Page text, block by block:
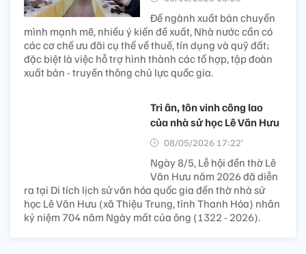
Để ngành xuất bản chuyển
mình mạnh mẽ, nhiều ý kiến đề xuất, Nhà nước cần có
các cơ chế ưu đãi cụ thể về thuế, tín dụng và quỹ đất;
đặc biệt là việc hỗ trợ hình thành các tổ hợp, tập đoàn
xuất bản - truyền thông chủ lực quốc gia.
Tri ân, tôn vinh công lao
của nhà sử học Lê Văn Hưu
08/05/2026 17:22’
Ngày 8/5, Lễ hội đền thờ Lê
Văn Hưu năm 2026 đã diễn
ra tại Di tích lịch sử văn hóa quốc gia đền thờ nhà sử
học Lê Văn Hưu (xã Thiệu Trung, tỉnh Thanh Hóa) nhân
kỷ niệm 704 năm Ngày mất của ông (1322 - 2026).